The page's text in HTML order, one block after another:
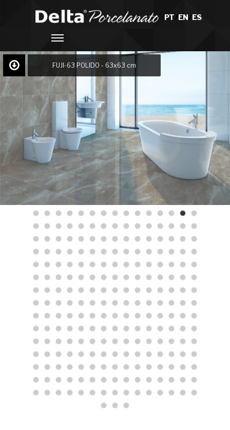
PT EN/ES
FUJI-63 POLIDO - 63x63 cm